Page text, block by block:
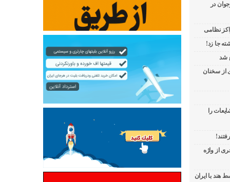
در
نظامی
جا زد!
شد
از سخنان
را
از واژه
هند با ایران